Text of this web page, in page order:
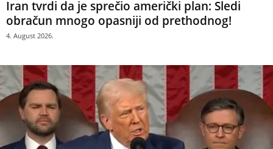
Iran tvrdi da je sprečio američki plan: Sledi
obračun mnogo opasniji od prethodnog!
4. August 2026.